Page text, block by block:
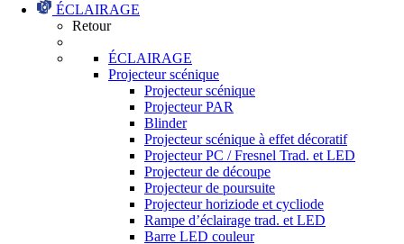
ÉCLAIRAGE
Retour
ÉCLAIRAGE
Projecteur scénique
Projecteur scénique
Projecteur PAR
Blinder
Projecteur scénique à effet décoratif
Projecteur PC / Fresnel Trad. et LED
Projecteur de découpe
Projecteur de poursuite
Projecteur horiziode et cycliode
Rampe d’éclairage trad. et LED
Barre LED couleur